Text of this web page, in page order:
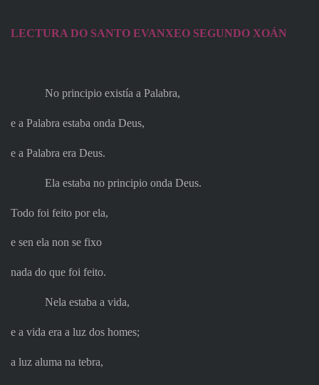
LECTURA DO SANTO EVANXEO SEGUNDO XOÁN
No principio existía a Palabra,
e a Palabra estaba onda Deus,
e a Palabra era Deus.
Ela estaba no principio onda Deus.
Todo foi feito por ela,
e sen ela non se fixo
nada do que foi feito.
Nela estaba a vida,
e a vida era a luz dos homes;
a luz aluma na tebra,